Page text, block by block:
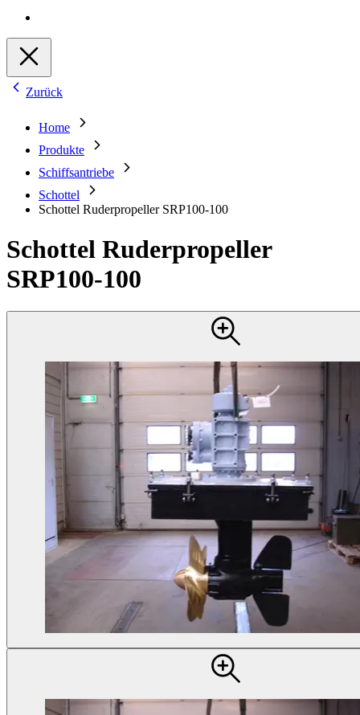
Zurück
Home
Produkte
Schiffsantriebe
Schottel
Schottel Ruderpropeller SRP100-100
Schottel Ruderpropeller
SRP100-100